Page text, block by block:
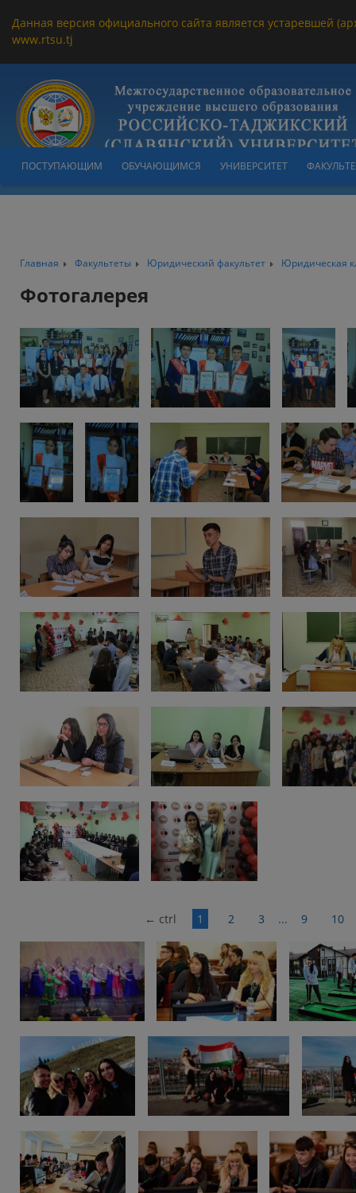
Данная версия официального сайта является устаревшей
www.rtsu.tj
ПОСТУПАЮЩИМ ОБУЧАЮЩИМСЯ УНИВЕРСИТЕТ
Главная Факультеты Юридический факультет Юридическая
Фотогалерея
← ctrl 1 2 3 ... 9 10